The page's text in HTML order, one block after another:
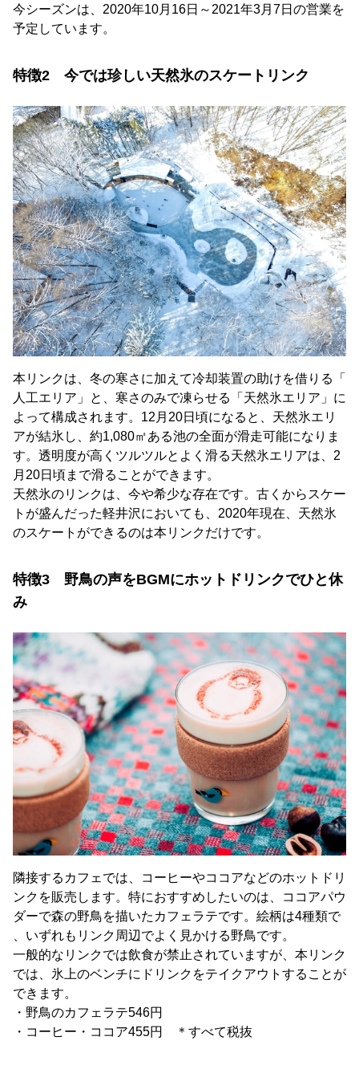
今シーズンは、2020年10月16日～2021年3月7日の営業を
予定しています。
特徴2 今では珍しい天然氷のスケートリンク
本リンクは、冬の寒さに加えて冷却装置の助けを借りる「
人工エリア」と、寒さのみで凍らせる「天然氷エリア」に
よって構成されます。12月20日頃になると、天然氷エリ
アが結氷し、約1,080㎡ある池の全面が滑走可能になりま
す。透明度が高くツルツルとよく滑る天然氷エリアは、2
月20日頃まで滑ることができます。
天然氷のリンクは、今や希少な存在です。古くからスケー
トが盛んだった軽井沢においても、2020年現在、天然氷
のスケートができるのは本リンクだけです。
特徴3 野鳥の声をBGMにホットドリンクでひと休
み
隣接するカフェでは、コーヒーやココアなどのホットドリ
ンクを販売します。特におすすめしたいのは、ココアパウ
ダーで森の野鳥を描いたカフェラテです。絵柄は4種類で
、いずれもリンク周辺でよく見かける野鳥です。
一般的なリンクでは飲食が禁止されていますが、本リンク
では、氷上のベンチにドリンクをテイクアウトすることが
できます。
・野鳥のカフェラテ546円
・コーヒー・ココア455円 ＊すべて税抜